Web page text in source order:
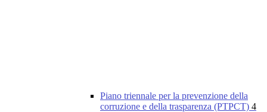
Piano triennale per la prevenzione della
corruzione e della trasparenza (PTPCT) 4